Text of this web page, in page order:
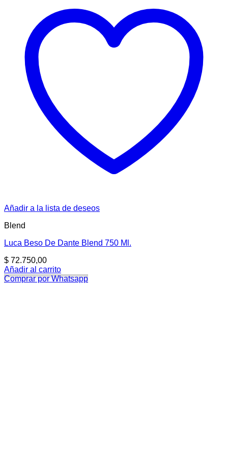
Añadir a la lista de deseos
Blend
Luca Beso De Dante Blend 750 Ml.
$ 72.750,00
Añadir al carrito
Comprar por Whatsapp